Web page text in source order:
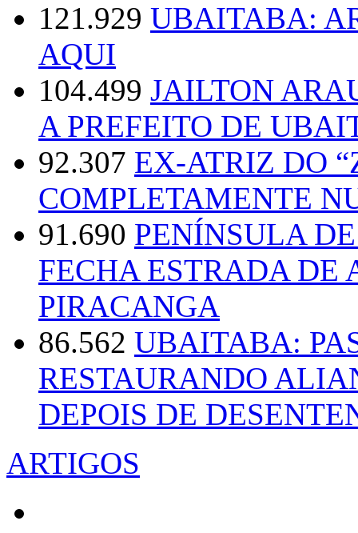
121.929 UBAITABA:
AQUI
104.499 JAILTON
A PREFEITO DE
92.307 EX-ATRIZ DO
COMPLETAMENTE
91.690 PENÍNSULA
FECHA ESTRADA DE
PIRACANGA
86.562 UBAITABA:
RESTAURANDO
DEPOIS DE
ARTIGOS